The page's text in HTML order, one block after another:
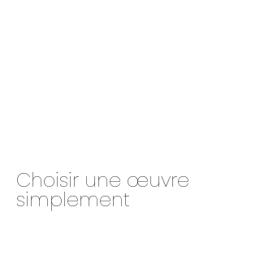
Choisir une œuvre
simplement